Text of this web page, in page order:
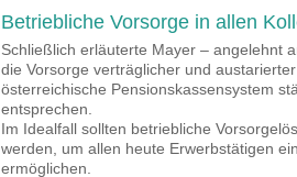
Betriebliche Vorsorge in allen
Schließlich erläuterte Mayer – angelehnt
die Vorsorge verträglicher und
österreichische Pensionskassensystem
entsprechen.
Im Idealfall sollten betriebliche
werden, um allen heute Erwerbstätigen
ermöglichen.